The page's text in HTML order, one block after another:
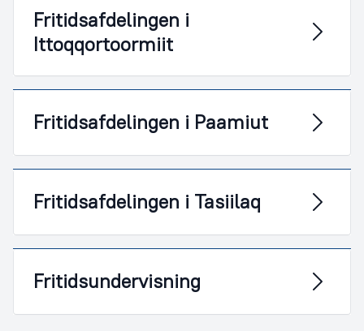
Fritidsafdelingen i
Ittoqqortoormiit
Fritidsafdelingen i Paamiut
Fritidsafdelingen i Tasiilaq
Fritidsundervisning